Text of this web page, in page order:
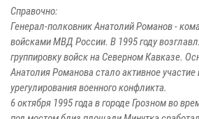
Справочно:
Генерал-полковник Анатолий Романов -
войсками МВД России. В 1995 году
группировку войск на Северном Кавказе.
Анатолия Романова стало активное
урегулирования военного конфликта.
6 октября 1995 года в городе Грозном во